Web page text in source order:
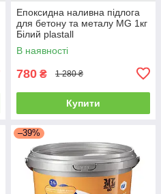
Епоксидна наливна підлога
для бетону та металу MG 1кг
Білий plastall
В наявності
780 ₴ 1 280 ₴
Купити
–39%